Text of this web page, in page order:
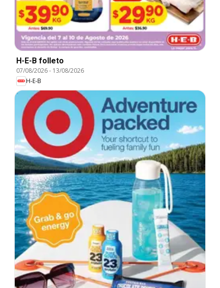
H-E-B folleto
07/08/2026- 13/08/2026
H-E-B